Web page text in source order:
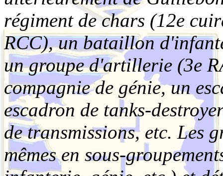
régiment de chars (12e
RCC), un bataillon
un groupe d'artillerie (3e
compagnie de génie, un
escadron de tanks-
de transmissions, etc. Les
mêmes en sous-